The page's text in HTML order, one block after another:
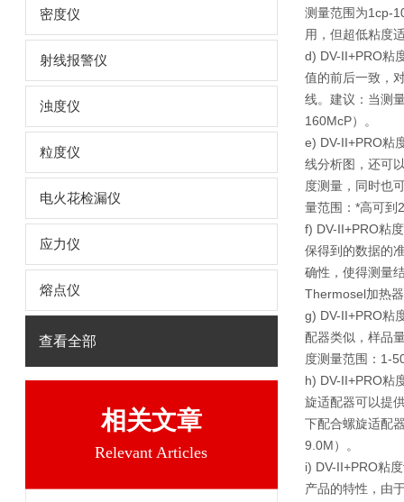
密度仪
射线报警仪
浊度仪
粒度仪
电火花检漏仪
应力仪
熔点仪
查看全部
相关文章
Relevant Articles
测量范围为1cp-
用，但超低粘度
d) DV-II+PRO粘
值的前后一致，
线。建议：当测
160McP）。
e) DV-II+PRO粘
线分析图，还可
度测量，同时也
量范围：*高可到
f) DV-II+PRO粘
保得到的数据的
确性，使得测量
Thermosel加热
g) DV-II+PRO粘
配器类似，样品
度测量范围：1-
h) DV-II+PRO粘
旋适配器可以提
下配合螺旋适配
9.0M）。
i) DV-II+PRO粘
产品的特性，由